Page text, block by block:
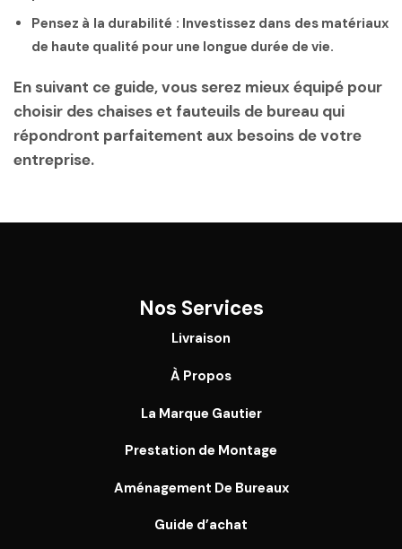
Pensez à la durabilité : Investissez dans des matériaux
de haute qualité pour une longue durée de vie.
En suivant ce guide, vous serez mieux équipé pour
choisir des chaises et fauteuils de bureau qui
répondront parfaitement aux besoins de votre
entreprise.
Nos Services
Livraison
À Propos
La Marque Gautier
Prestation de Montage
Aménagement De Bureaux
Guide d’achat